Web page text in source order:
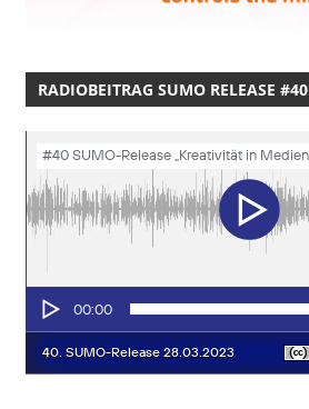
RADIOBEITRAG SUMO RELEASE #40